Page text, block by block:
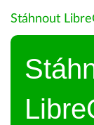
Stáhnout